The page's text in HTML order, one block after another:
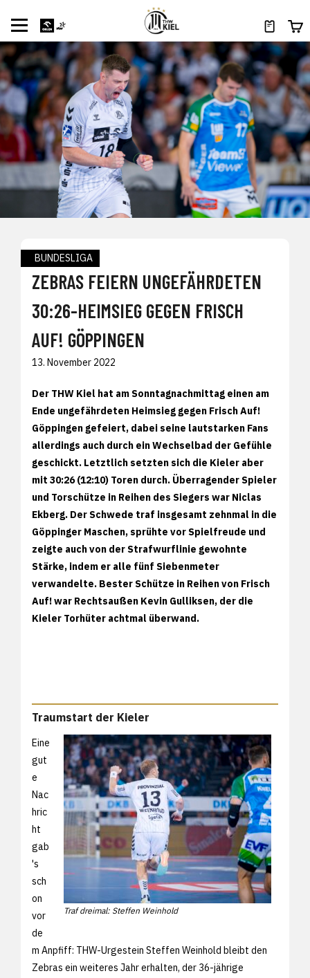
BUNDESLIGA
ZEBRAS FEIERN UNGEFÄHRDETEN
30:26-HEIMSIEG GEGEN FRISCH
AUF! GÖPPINGEN
13. November 2022
Der THW Kiel hat am Sonntagnachmittag einen am
Ende ungefährdeten Heimsieg gegen Frisch Auf!
Göppingen gefeiert, dabei seine lautstarken Fans
allerdings auch durch ein Wechselbad der Gefühle
geschickt. Letztlich setzten sich die Kieler aber
mit 30:26 (12:10) Toren durch. Überragender Spieler
und Torschütze in Reihen des Siegers war Niclas
Ekberg. Der Schwede traf insgesamt zehnmal in die
Göppinger Maschen, sprühte vor Spielfreude und
zeigte auch von der Strafwurflinie gewohnte
Stärke, indem er alle fünf Siebenmeter
verwandelte. Bester Schütze in Reihen von Frisch
Auf! war Rechtsaußen Kevin Gulliksen, der die
Kieler Torhüter achtmal überwand.
Traumstart der Kieler
Traf dreimal: Steffen Weinhold
Eine
gut
e
Nac
hric
ht
gab
's
sch
on
vor
de
m Anpfiff: THW-Urgestein Steffen Weinhold bleibt den
Zebras ein weiteres Jahr erhalten, der 36-jährige